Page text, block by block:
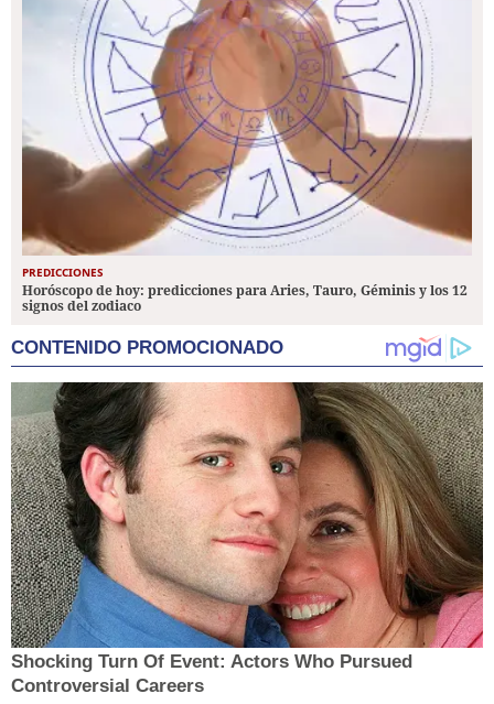
PREDICCIONES
Horóscopo de hoy: predicciones para Aries, Tauro, Géminis y los 12
signos del zodiaco
CONTENIDO PROMOCIONADO
Shocking Turn Of Event: Actors Who Pursued
Controversial Careers